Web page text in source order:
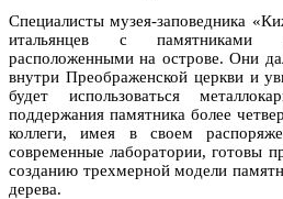
Специалисты музея-заповедника
итальянцев с памятниками
расположенными на острове. Они
внутри Преображенской церкви и
будет использоваться
поддержания памятника более
коллеги, имея в своем
современные лаборатории, готовы
созданию трехмерной модели
дерева.